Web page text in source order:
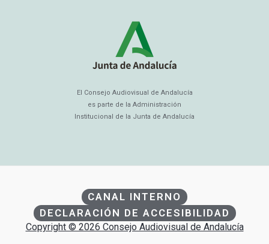
El Consejo Audiovisual de Andalucía
es parte de la Administración
Institucional de la Junta de Andalucía
CANAL INTERNO
DECLARACIÓN DE ACCESIBILIDAD
Copyright © 2026 Consejo Audiovisual de Andalucía